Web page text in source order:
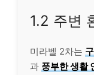
1.2 주변
미라벨 2차는
과 풍부한 생활